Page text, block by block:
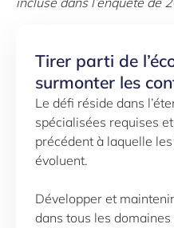
Tirer parti de
surmonter les
Le défi réside dans
spécialisées requises
précédent à laquelle
évoluent.
Développer et
dans tous les domaines